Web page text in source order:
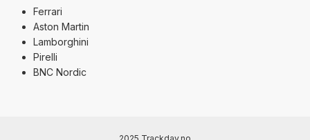
Ferrari
Aston Martin
Lamborghini
Pirelli
BNC Nordic